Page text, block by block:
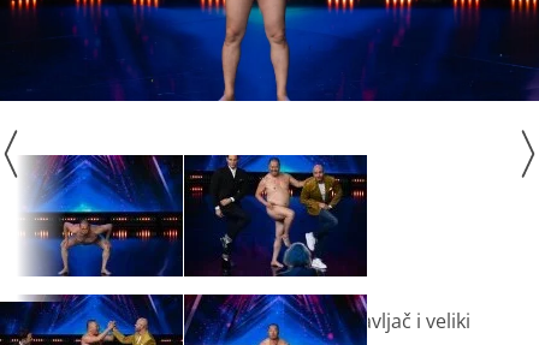
Tonikaku iz Japana, 42-godišnji zabavljač i veliki